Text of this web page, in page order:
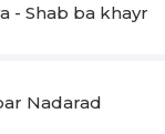
- Shab ba khayr
Nadarad